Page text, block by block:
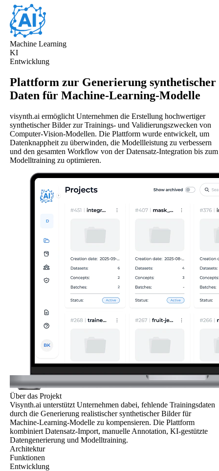
Machine Learning
KI
Entwicklung
Plattform zur Generierung synthetischer
Daten für Machine-Learning-Modelle
visynth.ai ermöglicht Unternehmen die Erstellung hochwertiger
synthetischer Bilder zur Trainings- und Validierungszwecken von
Computer-Vision-Modellen. Die Plattform wurde entwickelt, um
Datenknappheit zu überwinden, die Modellleistung zu verbessern
und den gesamten Workflow von der Datensatz-Integration bis zum
Modelltraining zu optimieren.
Über das Projekt
Visynth.ai unterstützt Unternehmen dabei, fehlende Trainingsdaten
durch die Generierung realistischer synthetischer Bilderfür
Machine-Learning-Modelle zu kompensieren. Die Plattform
kombiniert Datensatz-Import, manuelle Annotation, KI-gestützte
Datengenerierung und Modelltraining.
Architektur
Funktionen
Entwicklung